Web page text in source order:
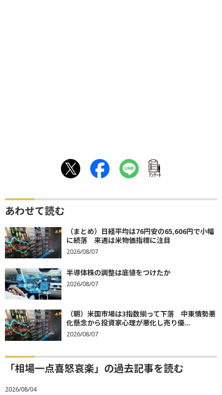
ｱﾝｹｰﾄ
あわせて読む
（まとめ）日経平均は76円安の65,606円で小幅
に続落 来週は米物価指標に注目
2026/08/07
半導体株の調整は底値をつけたか
2026/08/07
（朝）米国市場は3指数揃って下落 中東情勢悪
化懸念から投資家心理が悪化し売り優...
2026/08/07
「相場一点喜怒哀楽」の過去記事を読む
2026/08/04